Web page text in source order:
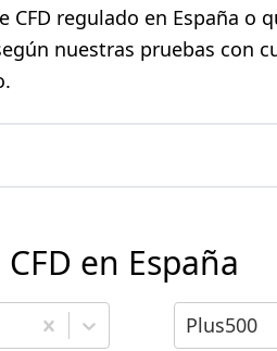
regulado en España o
nuestras pruebas con
en España
para comparar Elige el
Plus500